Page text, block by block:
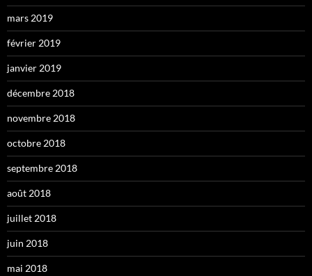
mars 2019
février 2019
janvier 2019
décembre 2018
novembre 2018
octobre 2018
septembre 2018
août 2018
juillet 2018
juin 2018
mai 2018